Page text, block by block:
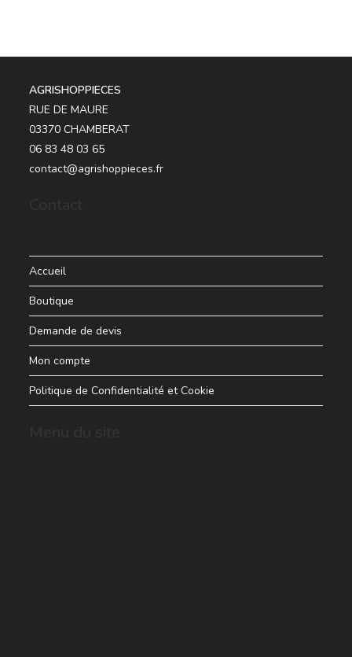
AGRISHOPPIECES
RUE DE MAURE
03370 CHAMBERAT
06 83 48 03 65
contact@agrishoppieces.fr
Accueil
Boutique
Demande de devis
Mon compte
Politique de Confidentialité et Cookie